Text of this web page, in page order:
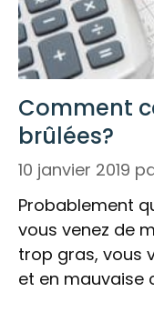
Comment
brûlées?
10 janvier 2019
Probablement
vous venez de
trop gras, vous
et en mauvaise